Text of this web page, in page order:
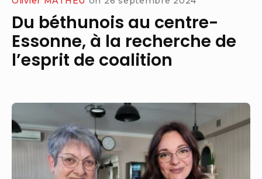
Du béthunois au centre-
Essonne, à la recherche de
l’esprit de coalition